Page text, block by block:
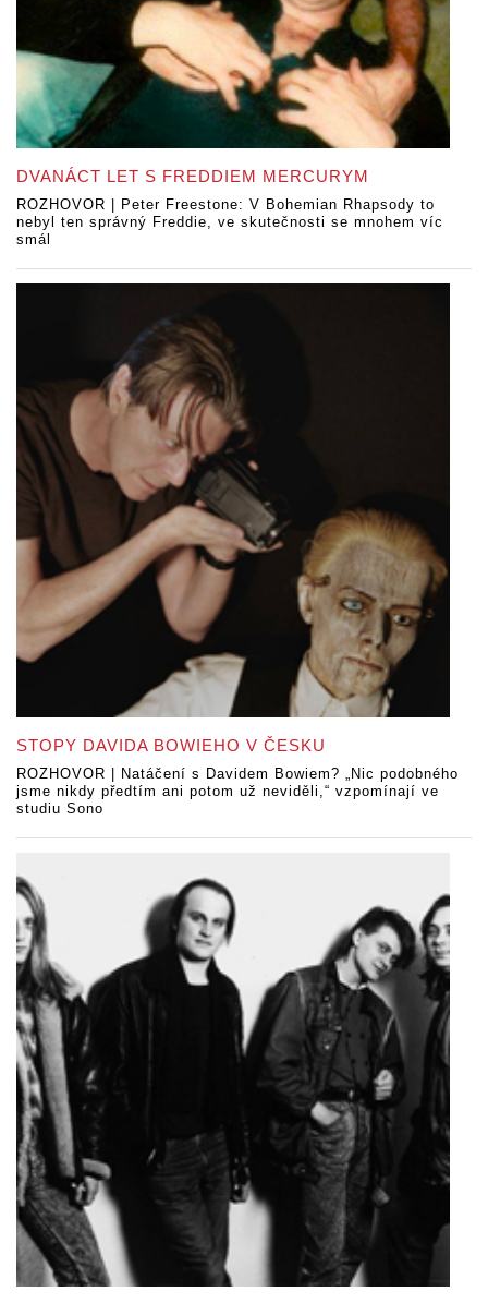
DVANÁCT LET S FREDDIEM MERCURYM
ROZHOVOR | Peter Freestone: V Bohemian Rhapsody to
nebyl ten správný Freddie, ve skutečnosti se mnohem víc
smál
STOPY DAVIDA BOWIEHO V ČESKU
ROZHOVOR | Natáčení s Davidem Bowiem? „Nic podobného
jsme nikdy předtím ani potom už neviděli,“ vzpomínají ve
studiu Sono